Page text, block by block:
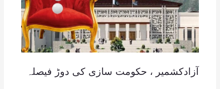
آزادکشمیر ، حکومت سازی کی دوڑ فیصلہ